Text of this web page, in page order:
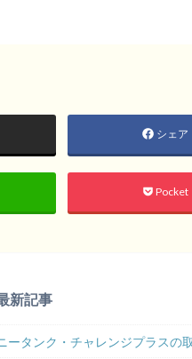
シェア
Pocket
新記事
ータンク・チャレンジプラスの